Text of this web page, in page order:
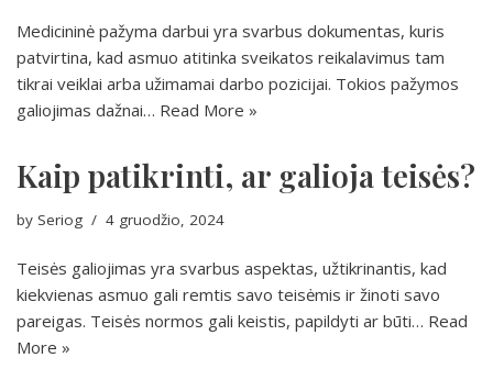
Medicininė pažyma darbui yra svarbus dokumentas, kuris
patvirtina, kad asmuo atitinka sveikatos reikalavimus tam
tikrai veiklai arba užimamai darbo pozicijai. Tokios pažymos
galiojimas dažnai… Read More »
Kaip patikrinti, ar galioja teisės?
by Seriog 4 gruodžio, 2024
Teisės galiojimas yra svarbus aspektas, užtikrinantis, kad
kiekvienas asmuo gali remtis savo teisėmis ir žinoti savo
pareigas. Teisės normos gali keistis, papildyti ar būti… Read
More »